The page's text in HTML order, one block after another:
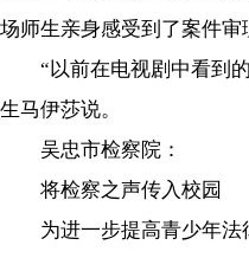
场师生亲身感受到了案件
“以前在电视剧中看到的
生马伊莎说。
吴忠市检察院：
将检察之声传入校园
为进一步提高青少年法律